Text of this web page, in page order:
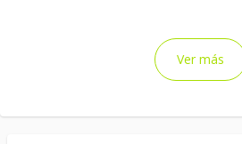
Ver más